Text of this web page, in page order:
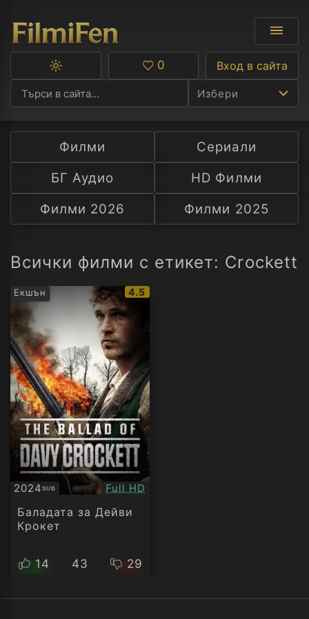
Избери
Ф
С
А
Превключване
тъмна
тема
Любими
0 Вход в сайта
Филми
Сериали
БГ Аудио
HD Филми
Филми 2026
Филми 2025
Всички филми с етикет: Crockett
Екшън
IMDb
4.5
2024SUB
Субтитри Качество:
Full HD
Баладата за Дейви
Крокет
14 43 29